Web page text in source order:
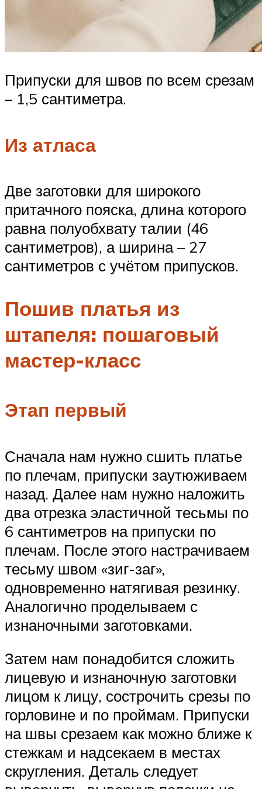
Припуски для швов по всем срезам
– 1,5 сантиметра.
Из атласа
Две заготовки для широкого
притачного пояска, длина которого
равна полуобхвату талии (46
сантиметров), а ширина – 27
сантиметров с учётом припусков.
Пошив платья из
штапеля: пошаговый
мастер-класс
Этап первый
Сначала нам нужно сшить платье
по плечам, припуски заутюживаем
назад. Далее нам нужно наложить
два отрезка эластичной тесьмы по
6 сантиметров на припуски по
плечам. После этого настрачиваем
тесьму швом «зиг-заг»,
одновременно натягивая резинку.
Аналогично проделываем с
изнаночными заготовками.
Затем нам понадобится сложить
лицевую и изнаночную заготовки
лицом к лицу, сострочить срезы по
горловине и по проймам. Припуски
на швы срезаем как можно ближе к
стежкам и надсекаем в местах
скругления. Деталь следует